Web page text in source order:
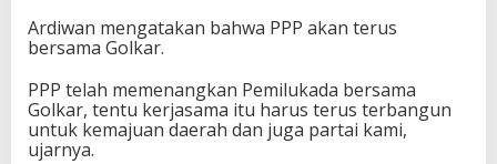
Ardiwan mengatakan bahwa PPP akan terus
bersama Golkar.
PPP telah memenangkan Pemilukada bersama
Golkar, tentu kerjasama itu harus terus terbangun
untuk kemajuan daerah dan juga partai kami,
ujarnya.